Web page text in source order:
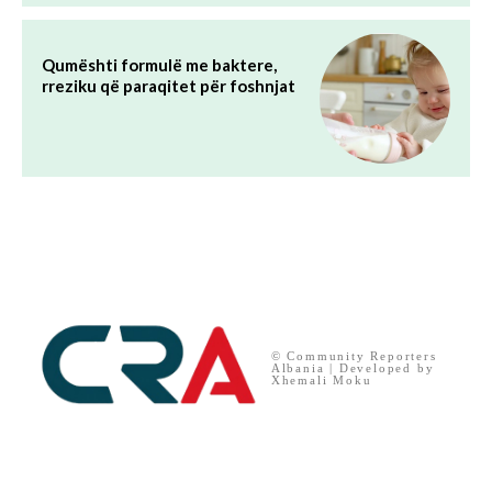
Qumështi formulë me baktere,
rreziku që paraqitet për foshnjat
© Community Reporters
Albania | Developed by
Xhemali Moku